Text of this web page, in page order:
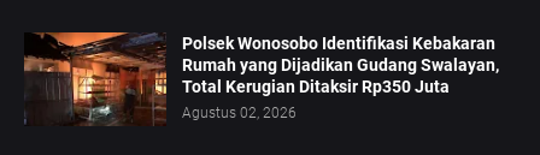
Polsek Wonosobo Identifikasi Kebakaran
Rumah yang Dijadikan Gudang Swalayan,
Total Kerugian Ditaksir Rp350 Juta
Agustus 02, 2026